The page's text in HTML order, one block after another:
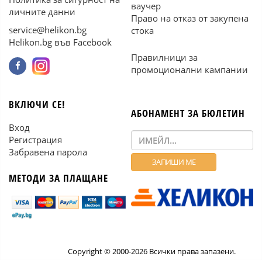
личните данни
service@helikon.bg
Helikon.bg във Facebook
ваучер
Право на отказ от закупена
стока
Правилници за
промоционални кампании
ВКЛЮЧИ СЕ!
Вход
Регистрация
Забравена парола
МЕТОДИ ЗА ПЛАЩАНЕ
АБОНАМЕНТ ЗА БЮЛЕТИН
Copyright © 2000-2026 Всички права запазени.